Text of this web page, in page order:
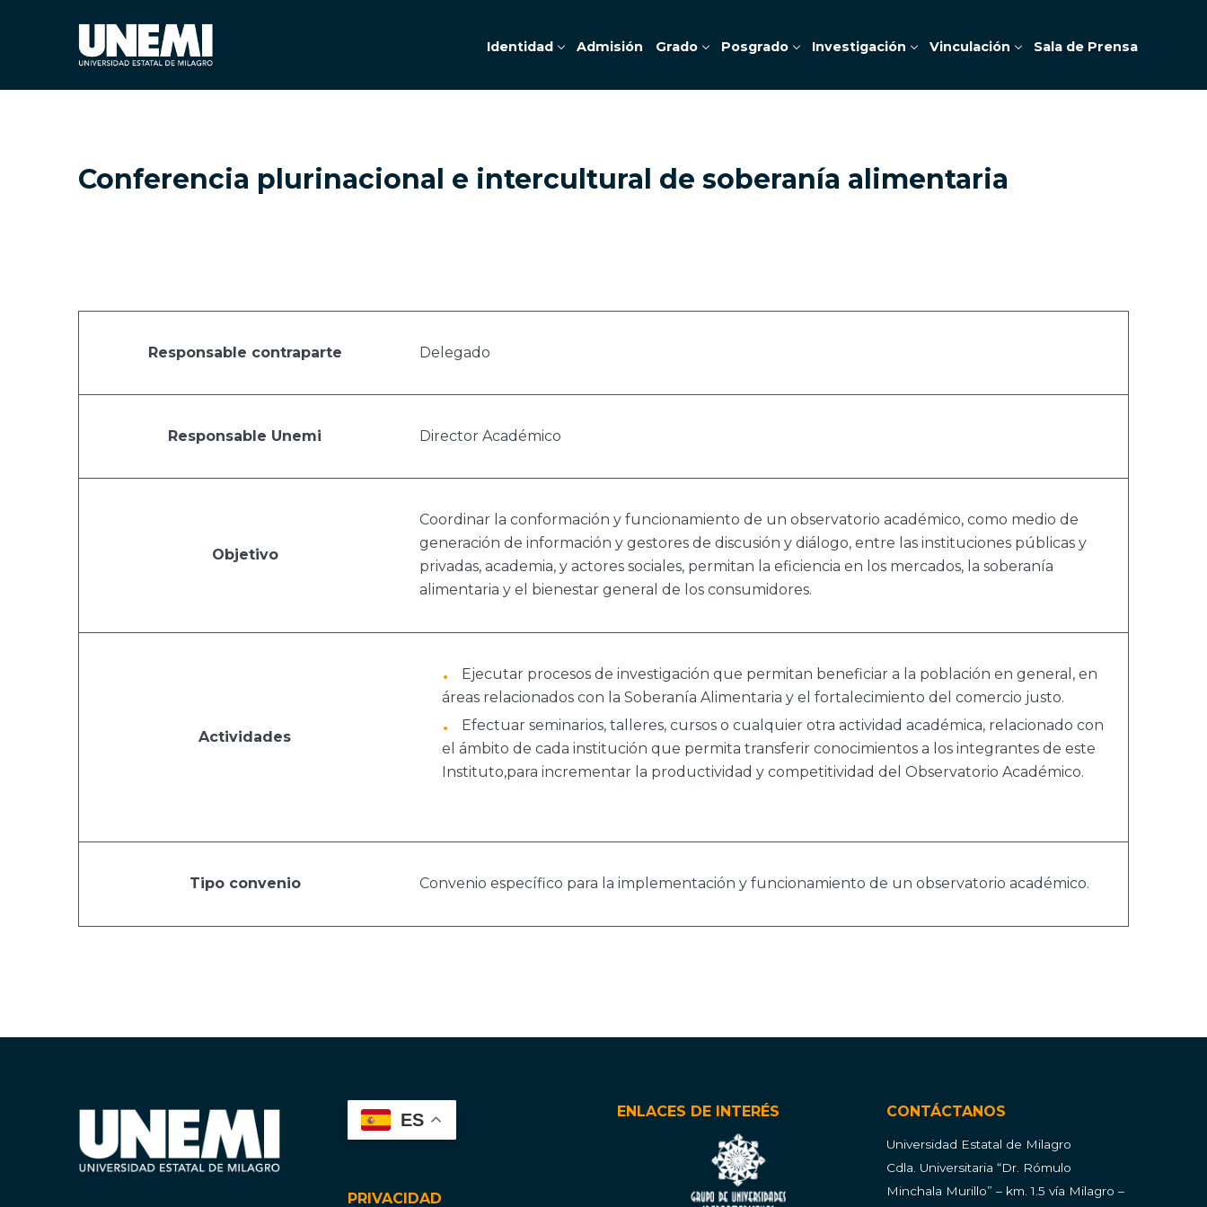
Identidad Admisión Grado Posgrado Investigación Vinculación Sala de Prensa
Conferencia plurinacional e intercultural de soberanía alimentaria
Responsable contraparte Delegado
Responsable Unemi Director Académico
Objetivo
Coordinar la conformación y funcionamiento de un observatorio académico, como medio de
generación de información y gestores de discusión y diálogo, entre las instituciones públicas y
privadas, academia, y actores sociales, permitan la eficiencia en los mercados, la soberanía
alimentaria y el bienestar general de los consumidores.
Actividades
Ejecutar procesos de investigación que permitan beneficiar a la población en general, en
áreas relacionados con la Soberanía Alimentaria y el fortalecimiento del comercio justo.
Efectuar seminarios, talleres, cursos o cualquier otra actividad académica, relacionado con
el ámbito de cada institución que permita transferir conocimientos a los integrantes de este
Instituto,para incrementar la productividad y competitividad del Observatorio Académico.
Tipo convenio Convenio específico para la implementación y funcionamiento de un observatorio académico.
ES
PRIVACIDAD
ENLACES DE INTERÉS CONTÁCTANOS
Universidad Estatal de Milagro
Cdla. Universitaria “Dr. Rómulo
Minchala Murillo” – km. 1.5 vía Milagro –